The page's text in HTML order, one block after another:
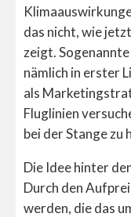
das nicht, wie
zeigt.
nämlich in erster
als
Fluglinien
bei der Stange zu
Die Idee hinter
Durch den
werden, die das